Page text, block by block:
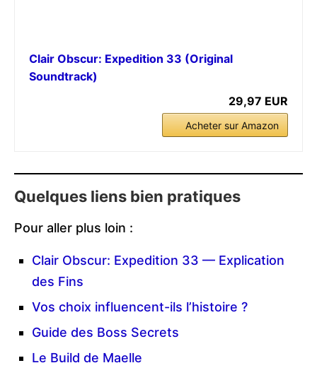
Clair Obscur: Expedition 33 (Original
Soundtrack)
29,97 EUR
Acheter sur Amazon
Quelques liens bien pratiques
Pour aller plus loin :
Clair Obscur: Expedition 33 — Explication
des Fins
Vos choix influencent-ils l’histoire ?
Guide des Boss Secrets
Le Build de Maelle